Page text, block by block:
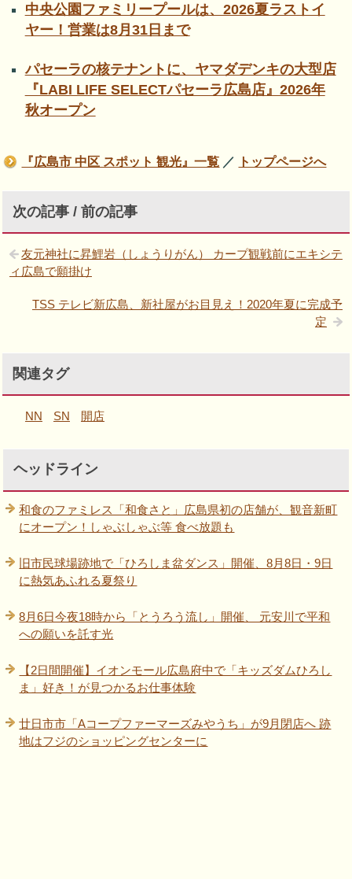
中央公園ファミリープールは、2026夏ラストイ
ヤー！営業は8月31日まで
パセーラの核テナントに、ヤマダデンキの大型店
『LABI LIFE SELECTパセーラ広島店』2026年
秋オープン
『広島市 中区 スポット 観光』一覧 ／ トップページへ
次の記事 / 前の記事
友元神社に昇鯉岩（しょうりがん） カープ観戦前にエキシテ
ィ広島で願掛け
TSS テレビ新広島、新社屋がお目見え！2020年夏に完成予
定
関連タグ
NN SN 開店
ヘッドライン
和食のファミレス「和食さと」広島県初の店舗が、観音新町
にオープン！しゃぶしゃぶ等 食べ放題も
旧市民球場跡地で「ひろしま盆ダンス」開催、8月8日・9日
に熱気あふれる夏祭り
8月6日今夜18時から「とうろう流し」開催、 元安川で平和
への願いを託す光
【2日間開催】イオンモール広島府中で「キッズダムひろし
ま」好き！が見つかるお仕事体験
廿日市市「Aコープファーマーズみやうち」が9月閉店へ 跡
地はフジのショッピングセンターに